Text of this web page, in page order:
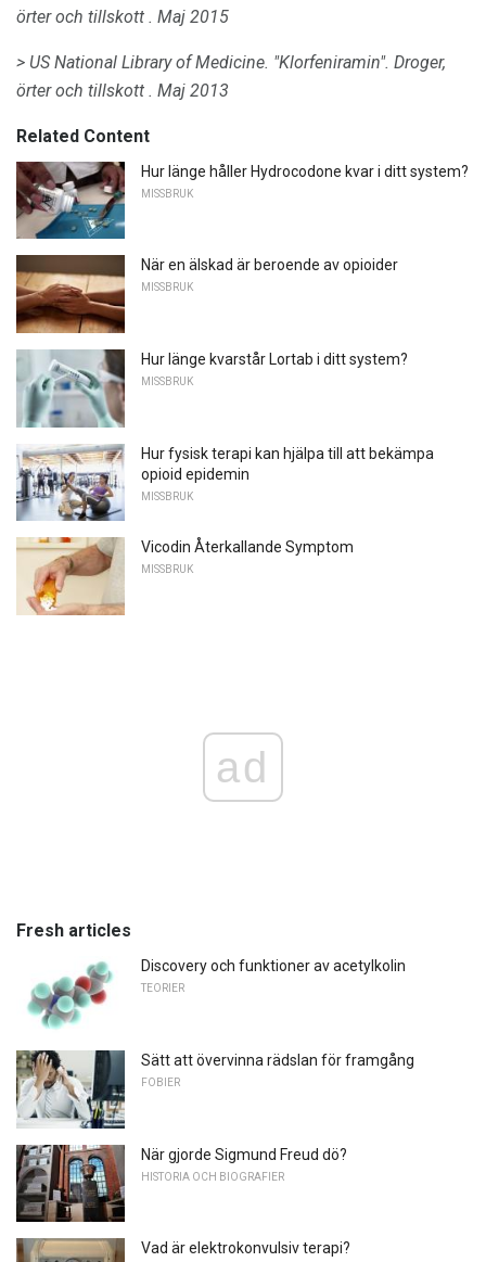
örter och tillskott . Maj 2015
> US National Library of Medicine. "Klorfeniramin". Droger,
örter och tillskott . Maj 2013
Related Content
Hur länge håller Hydrocodone kvar i ditt system?
MISSBRUK
När en älskad är beroende av opioider
MISSBRUK
Hur länge kvarstår Lortab i ditt system?
MISSBRUK
Hur fysisk terapi kan hjälpa till att bekämpa
opioid epidemin
MISSBRUK
Vicodin Återkallande Symptom
MISSBRUK
ad
Fresh articles
Discovery och funktioner av acetylkolin
TEORIER
Sätt att övervinna rädslan för framgång
FOBIER
När gjorde Sigmund Freud dö?
HISTORIA OCH BIOGRAFIER
Vad är elektrokonvulsiv terapi?